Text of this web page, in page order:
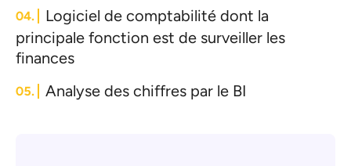
Logiciel de comptabilité dont la
principale fonction est de surveiller les
finances
Analyse des chiffres par le BI